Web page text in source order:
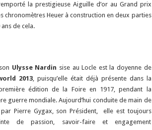
la prestigieuse Aiguille d’or au Grand prix
chronomètres Heuer à construction en deux parties
de cela.
Ulysse Nardin sise au Locle est la doyenne de
2013, puisqu’elle était déjà présente dans la
édition de la Foire en 1917, pendant la
guerre mondiale. Aujourd’hui conduite de main de
Pierre Gygax, son Président, elle est toujours
de passion, savoir-faire et engagement